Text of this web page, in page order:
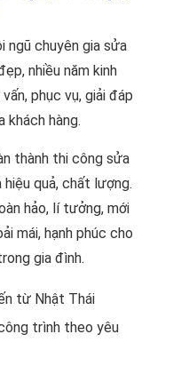
ngũ chuyên gia sửa
nhiều năm kinh
phục vụ, giải đáp
khách hàng.
thành thi công sửa
quả, chất lượng.
hảo, lí tưởng, mới
mái, hạnh phúc cho
gia đình.
từ Nhật Thái
trình theo yêu